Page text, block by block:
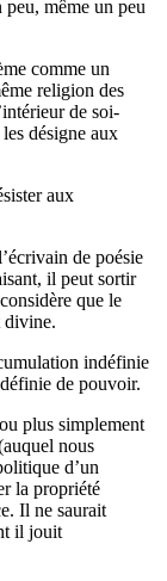
même un peu
comme un
religion des
de soi-
désigne aux
aux
de poésie
il peut sortir
que le
divine.
indéfinie
de pouvoir.
plus simplement
nous
d’un
la propriété
Il ne saurait
il jouit